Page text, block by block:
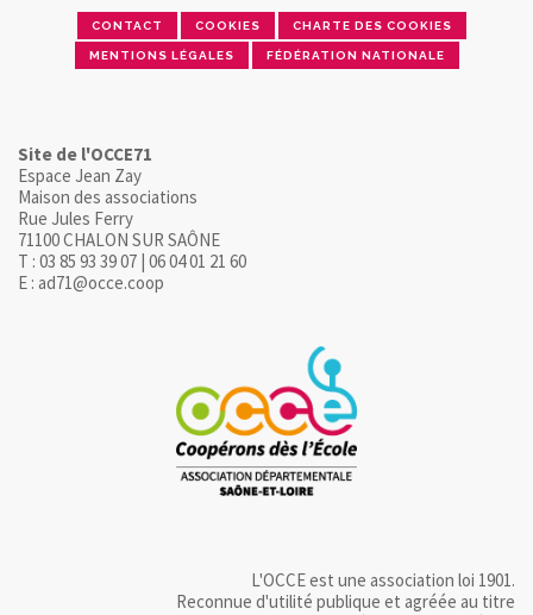
CONTACT COOKIES CHARTE DES COOKIES
MENTIONS LÉGALES FÉDÉRATION NATIONALE
Site de l'OCCE71
Espace Jean Zay
Maison des associations
Rue Jules Ferry
71100 CHALON SUR SAÔNE
T : 03 85 93 39 07 | 06 04 01 21 60
E : ad71@occe.coop
L'OCCE est une association loi 1901.
Reconnue d'utilité publique et agréée au titre